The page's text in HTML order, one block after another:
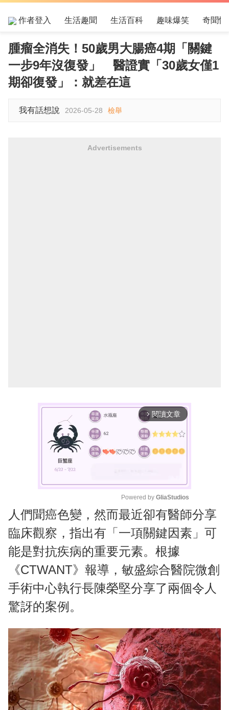
作者登入 生活趣聞 生活百科 趣味爆笑 奇聞怪
腫瘤全消失！50歲男大腸癌4期「關鍵
一步9年沒復發」 醫證實「30歲女僅1
期卻復發」：就差在這
我有話想說 2026-05-28 檢舉
Advertisements
arrow_forward_ios 閱讀文章
M
u
t
e
Powered by GliaStudios
人們聞癌色變，然而最近卻有醫師分享
臨床觀察，指出有「一項關鍵因素」可
能是對抗疾病的重要元素。根據
《CTWANT》報導，敏盛綜合醫院微創
手術中心執行長陳榮堅分享了兩個令人
驚訝的案例。